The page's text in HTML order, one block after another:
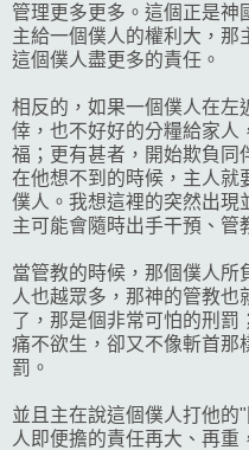
管理更多更多。這個正是神
主給一個僕人的權利大，那
這個僕人盡更多的責任
相反的，如果一個僕人在左
倖，也不好好的分糧給家人
福；更有甚者，開始欺負同
在他想不到的時候，主人就
僕人。我想這裡的突然出現
主可能會隨時出手干預、管
當管教的時候，那個僕人所
人也越眾多，那神的管教也
了，那是個非常可怕的刑罰
痛不欲生，卻又不像斬首那
罰。
並且主在說這個僕人打他的
人即便擔的責任再大、再重